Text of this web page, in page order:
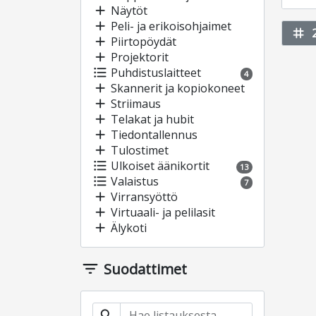
add Näytöt
add Peli- ja erikoisohjaimet
add Piirtopöydät
add Projektorit
format_list_bulleted Puhdistuslaitteet 4
add Skannerit ja kopiokoneet
add Striimaus
add Telakat ja hubit
add Tiedontallennus
add Tulostimet
format_list_bulleted Ulkoiset äänikortit 13
format_list_bulleted Valaistus 7
add Virransyöttö
add Virtuaali- ja pelilasit
add Älykoti
filter_list Suodattimet
tag